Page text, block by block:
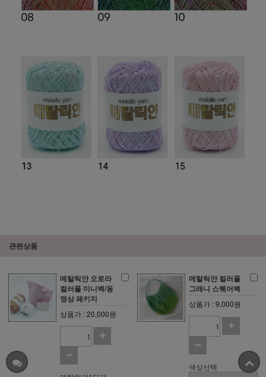
관련상품
메탈릭얀 오로라
컬러풀 미니백/동
영상 패키지
상품가 : 20,000원
메탈릭얀 컬러풀
그래니 스퀘어백
상품가 : 9,000원
색상선택